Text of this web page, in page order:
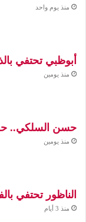
منذ يوم واحد
أبوظبي تحتفي
منذ يومين
حسن السلكي..
منذ يومين
الناظور تحتفي
منذ 3 أيام